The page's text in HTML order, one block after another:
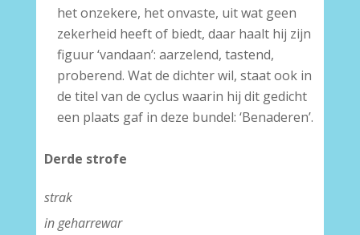
het onzekere, het onvaste, uit wat geen
zekerheid heeft of biedt, daar haalt hij zijn
figuur ‘vandaan’: aarzelend, tastend,
proberend. Wat de dichter wil, staat ook in
de titel van de cyclus waarin hij dit gedicht
een plaats gaf in deze bundel: ‘Benaderen’.
Derde strofe
strak
in geharrewar